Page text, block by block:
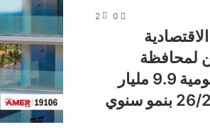
0
2
لمحافظة
البحيرة باستثمارات حكومية 9.9 مليار
جنيه للعام المالي 26/2027 بنمو سنوي